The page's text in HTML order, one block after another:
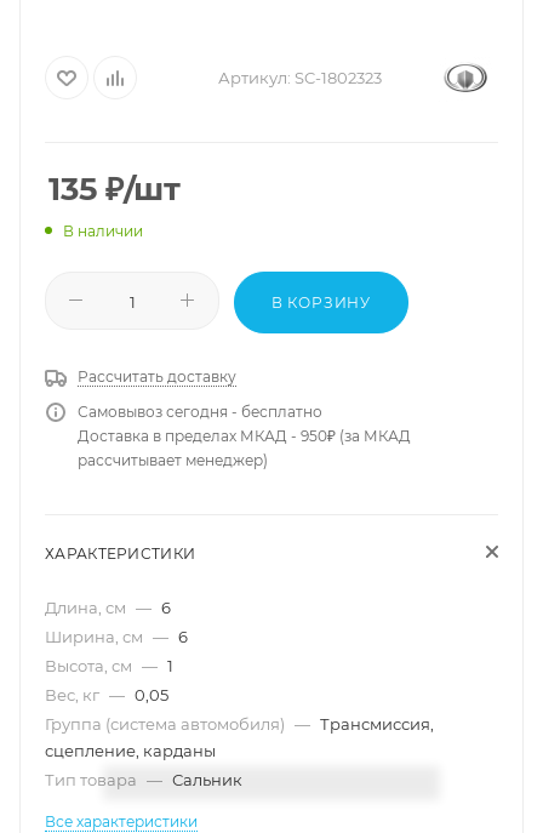
Артикул: SC-1802323
135 ₽/шт
В наличии
В КОРЗИНУ
Рассчитать доставку
Самовывоз сегодня - бесплатно
Доставка в пределах МКАД - 950₽ (за МКАД
рассчитывает менеджер)
ХАРАКТЕРИСТИКИ
Длина, см — 6
Ширина, см — 6
Высота, см — 1
Вес, кг — 0,05
Группа (система автомобиля) — Трансмиссия,
сцепление, карданы
Тип товара — Сальник
Все характеристики